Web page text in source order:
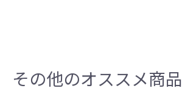
その他のオススメ商品